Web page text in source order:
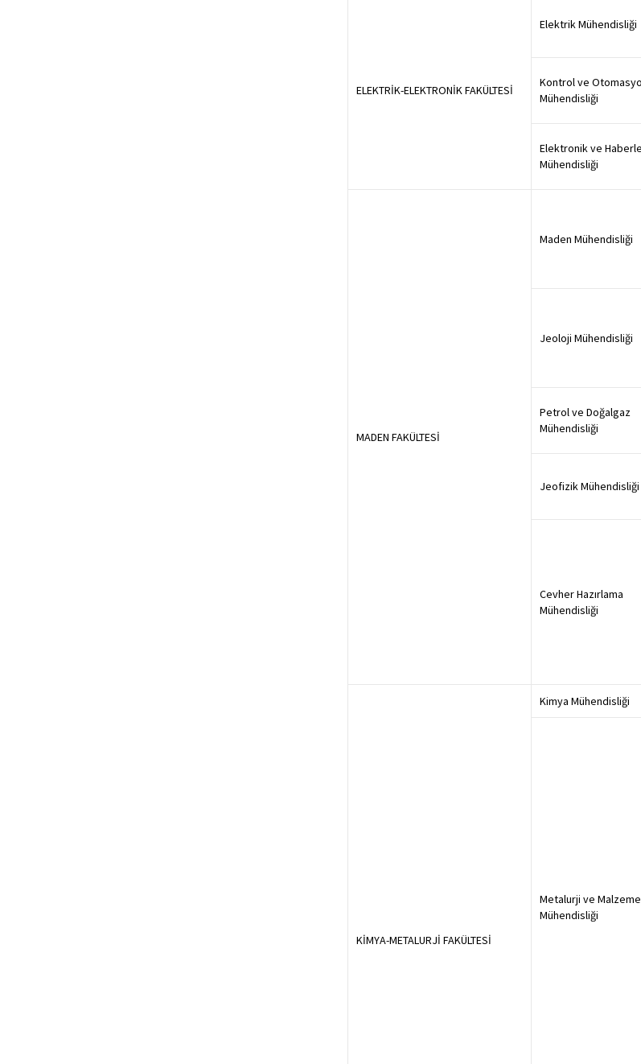
ELEKTRİK-ELEKTRONİK FAKÜLTESİ
Elektrik Mühendisliği
Kontrol ve
Mühendisliği
Elektronik ve
Mühendisliği
MADEN FAKÜLTESİ
Maden Mühendisliği
Jeoloji Mühendisliği
Petrol ve Doğalgaz
Mühendisliği
Jeofizik Mühendisliği
Cevher Hazırlama
Mühendisliği
KİMYA-METALURJİ FAKÜLTESİ
Kimya Mühendisliği
Metalurji ve Malzeme
Mühendisliği